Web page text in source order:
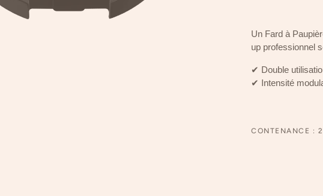
Un Fard à
up professionnel
✔ Double
✔ Intensité
CONTENANCE :